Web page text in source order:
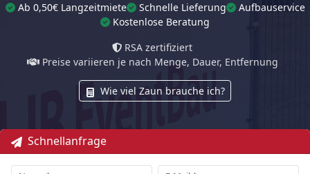
Ab 0,50€ Langzeitmiete Schnelle Lieferung
Aufbauservice
Kostenlose Beratung
RSA zertifiziert
Preise variieren je nach Menge, Dauer, Entfernung
Wie viel Zaun brauche ich?
Schnellanfrage